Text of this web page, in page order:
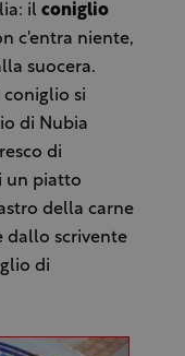
il coniglio
c'entra niente,
suocera.
si
di Nubia
di
un piatto
della carne
dallo scrivente
di